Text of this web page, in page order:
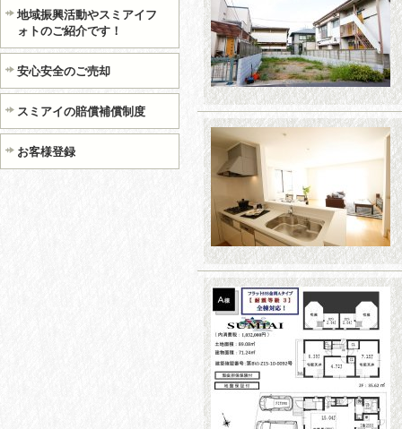
地域振興活動やスミアイフ
ォトのご紹介です！
安心安全のご売却
スミアイの賠償補償制度
お客様登録